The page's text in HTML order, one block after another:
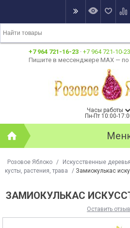
+7 964 721-16-23 · +7 964 721-10-23
Пишите в мессенджере MAX —
Часы работы
Пн-Пт 10:00-
Розовое Яблоко / Искусственные
кусты, растения, трава
/ Замиокулькас
ЗАМИОКУЛЬКАС
Оставить отзыв